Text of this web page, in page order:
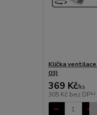
Klička
03)
369 Kč/ks
305 Kč bez DPH